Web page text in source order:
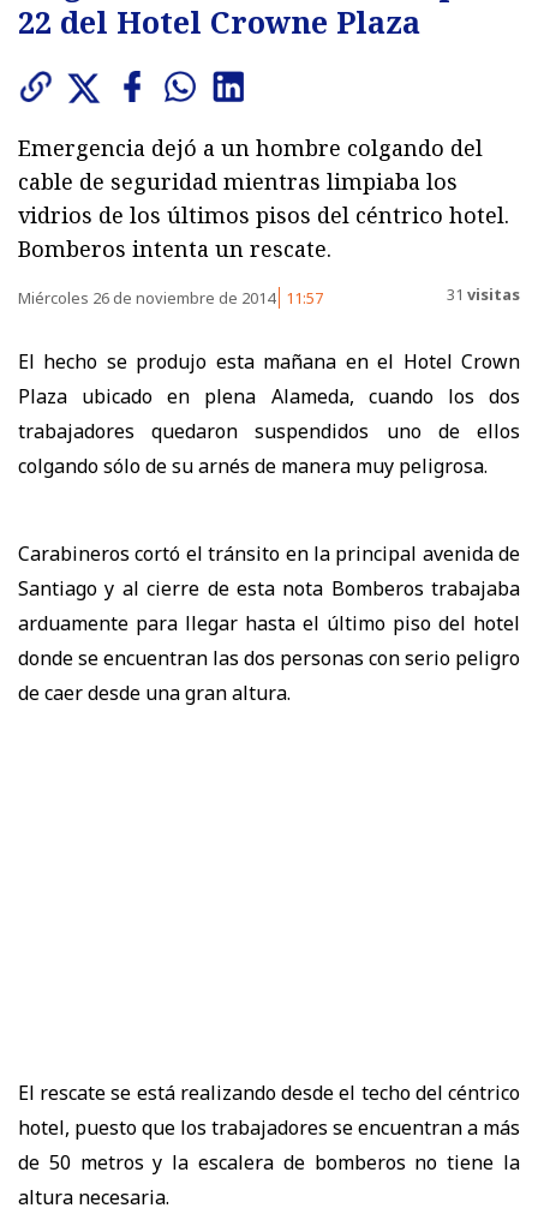
22 del Hotel Crowne Plaza
Emergencia dejó a un hombre colgando del
cable de seguridad mientras limpiaba los
vidrios de los últimos pisos del céntrico hotel.
Bomberos intenta un rescate.
Miércoles 26 de noviembre de 2014 11:57 31 visitas
El hecho se produjo esta mañana en el Hotel Crown
Plaza ubicado en plena Alameda, cuando los dos
trabajadores quedaron suspendidos uno de ellos
colgando sólo de su arnés de manera muy peligrosa.
Carabineros cortó el tránsito en la principal avenida de
Santiago y al cierre de esta nota Bomberos trabajaba
arduamente para llegar hasta el último piso del hotel
donde se encuentran las dos personas con serio peligro
de caer desde una gran altura.
El rescate se está realizando desde el techo del céntrico
hotel, puesto que los trabajadores se encuentran a más
de 50 metros y la escalera de bomberos no tiene la
altura necesaria.